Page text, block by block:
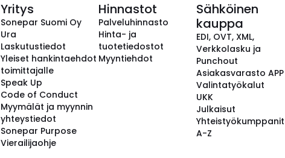
Yritys
Sonepar Suomi Oy
Ura
Laskutustiedot
Yleiset hankintaehdot
toimittajalle
Speak Up
Code of Conduct
Myymälät ja myynnin
yhteystiedot
Sonepar Purpose
Vierailijaohje
Hinnastot
Palveluhinnasto
Hinta- ja
tuotetiedostot
Myyntiehdot
Sähköinen
kauppa
EDI, OVT, XML,
Verkkolasku ja
Punchout
Asiakasvarasto APP
Valintatyökalut
UKK
Julkaisut
Yhteistyökumppanit
A-Z